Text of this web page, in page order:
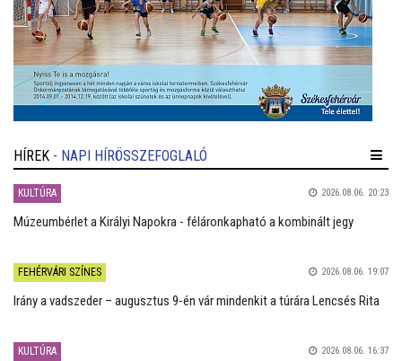
HÍREK - NAPI HÍRÖSSZEFOGLALÓ
KULTÚRA 2026.08.06. 20:23
Múzeumbérlet a Királyi Napokra - féláronkapható a kombinált jegy
FEHÉRVÁRI SZÍNES 2026.08.06. 19:07
Irány a vadszeder – augusztus 9-én vár mindenkit a túrára Lencsés Rita
KULTÚRA 2026.08.06. 16:37